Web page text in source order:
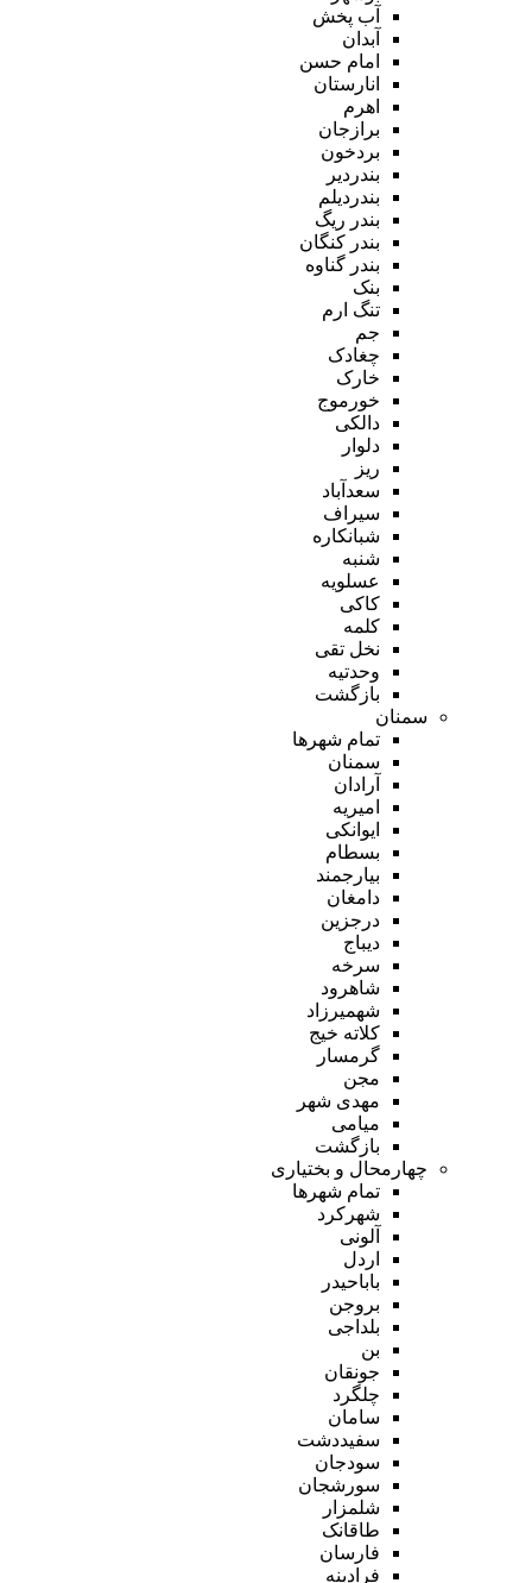
آب پخش
آبدان
امام حسن
انارستان
اهرم
برازجان
بردخون
بندردیر
بندردیلم
بندر ریگ
بندر کنگان
بندر گناوه
بنک
تنگ ارم
جم
چغادک
خارک
خورموج
دالکی
دلوار
ریز
سعدآباد
سیراف
شبانکاره
شنبه
عسلویه
کاکی
کلمه
نخل تقی
وحدتیه
بازگشت
سمنان
تمام شهر‌ها
سمنان
آرادان
امیریه
ایوانکی
بسطام
بیارجمند
دامغان
درجزین
دیباج
سرخه
شاهرود
شهمیرزاد
کلاته خیج
گرمسار
مجن
مهدی شهر
میامی
بازگشت
چهارمحال و بختیاری
تمام شهر‌ها
شهرکرد
آلونی
اردل
باباحیدر
بروجن
بلداجی
بن
جونقان
چلگرد
سامان
سفیددشت
سودجان
سورشجان
شلمزار
طاقانک
فارسان
فرادبنه